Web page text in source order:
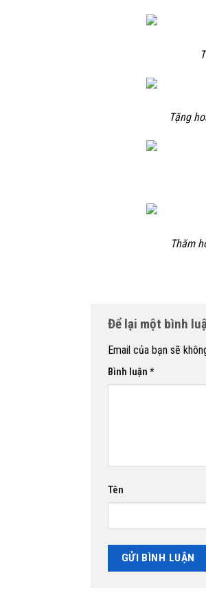
Tặng
Thăm
Để lại một bình
Email của bạn sẽ
Bình luận *
Tên